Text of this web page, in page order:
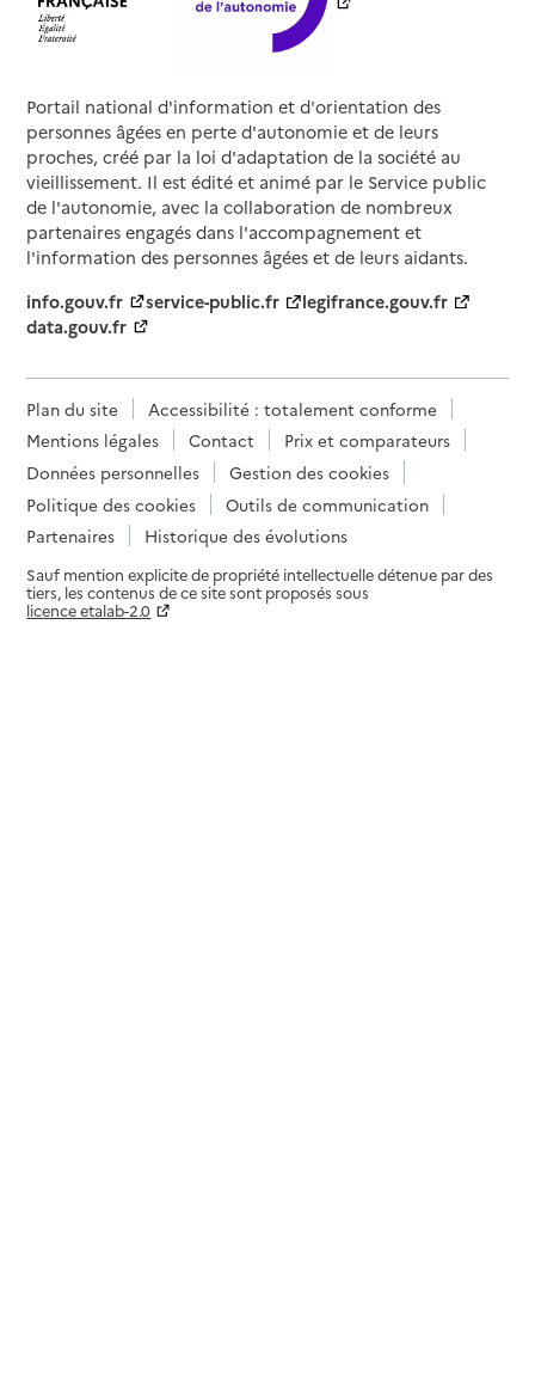
Portail national d'information et d'orientation des
personnes âgées en perte d'autonomie et de leurs
proches, créé par la loi d'adaptation de la société au
vieillissement. Il est édité et animé par le Service public
de l'autonomie, avec la collaboration de nombreux
partenaires engagés dans l'accompagnement et
l'information des personnes âgées et de leurs aidants.
info.gouv.fr
service-public.fr
legifrance.gouv.fr
data.gouv.fr
Plan du site
Accessibilité : totalement conforme
Mentions légales
Contact
Prix et comparateurs
Données personnelles
Gestion des cookies
Politique des cookies
Outils de communication
Partenaires
Historique des évolutions
Sauf mention explicite de propriété intellectuelle détenue par des
tiers, les contenus de ce site sont proposés sous
licence etalab-2.0